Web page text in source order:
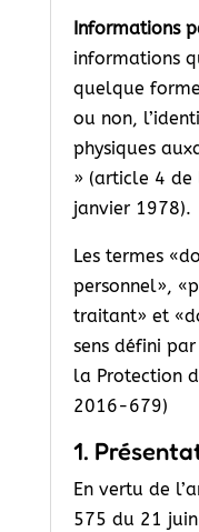
Informations
informations
quelque
ou non,
physiques
» (article 4
janvier 1978).
Les termes
personnel»,
traitant» et
sens défini
la Protection
2016-679)
1.
En vertu de
575 du 21